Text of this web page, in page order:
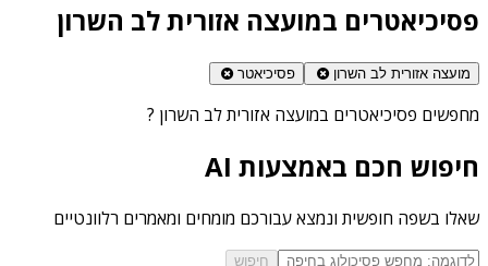
פסיכיאטרים במועצה אזורית לב השרון
מועצה אזורית לב השרון פסיכיאטר
מחפשים פסיכיאטרים במועצה אזורית לב השרון ?
חיפוש חכם באמצעות AI
שאלו בשפה חופשית ונמצא עבורכם מומחים ומאמרים רלוונטיים
חיפוש